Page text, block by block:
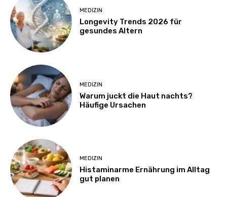
MEDIZIN
Longevity Trends 2026 für
gesundes Altern
MEDIZIN
Warum juckt die Haut nachts?
Häufige Ursachen
MEDIZIN
Histaminarme Ernährung im Alltag
gut planen